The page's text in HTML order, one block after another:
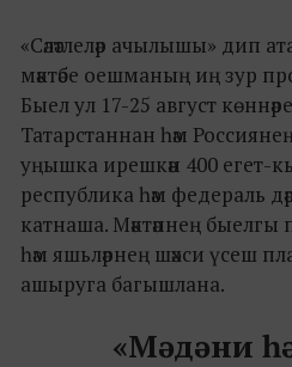
«Сәләтлеләр ачылышы» дип
мәктәбе оешманың иң зур
Быел ул 17-25 август
Татарстаннан һәм Россиянең
уңышка ирешкән 400 егет-
республика һәм федераль
катнаша. Мәктәпнең
һәм яшьләрнең шәхси үсеш
ашыруга багышлана.
«Мәдәни